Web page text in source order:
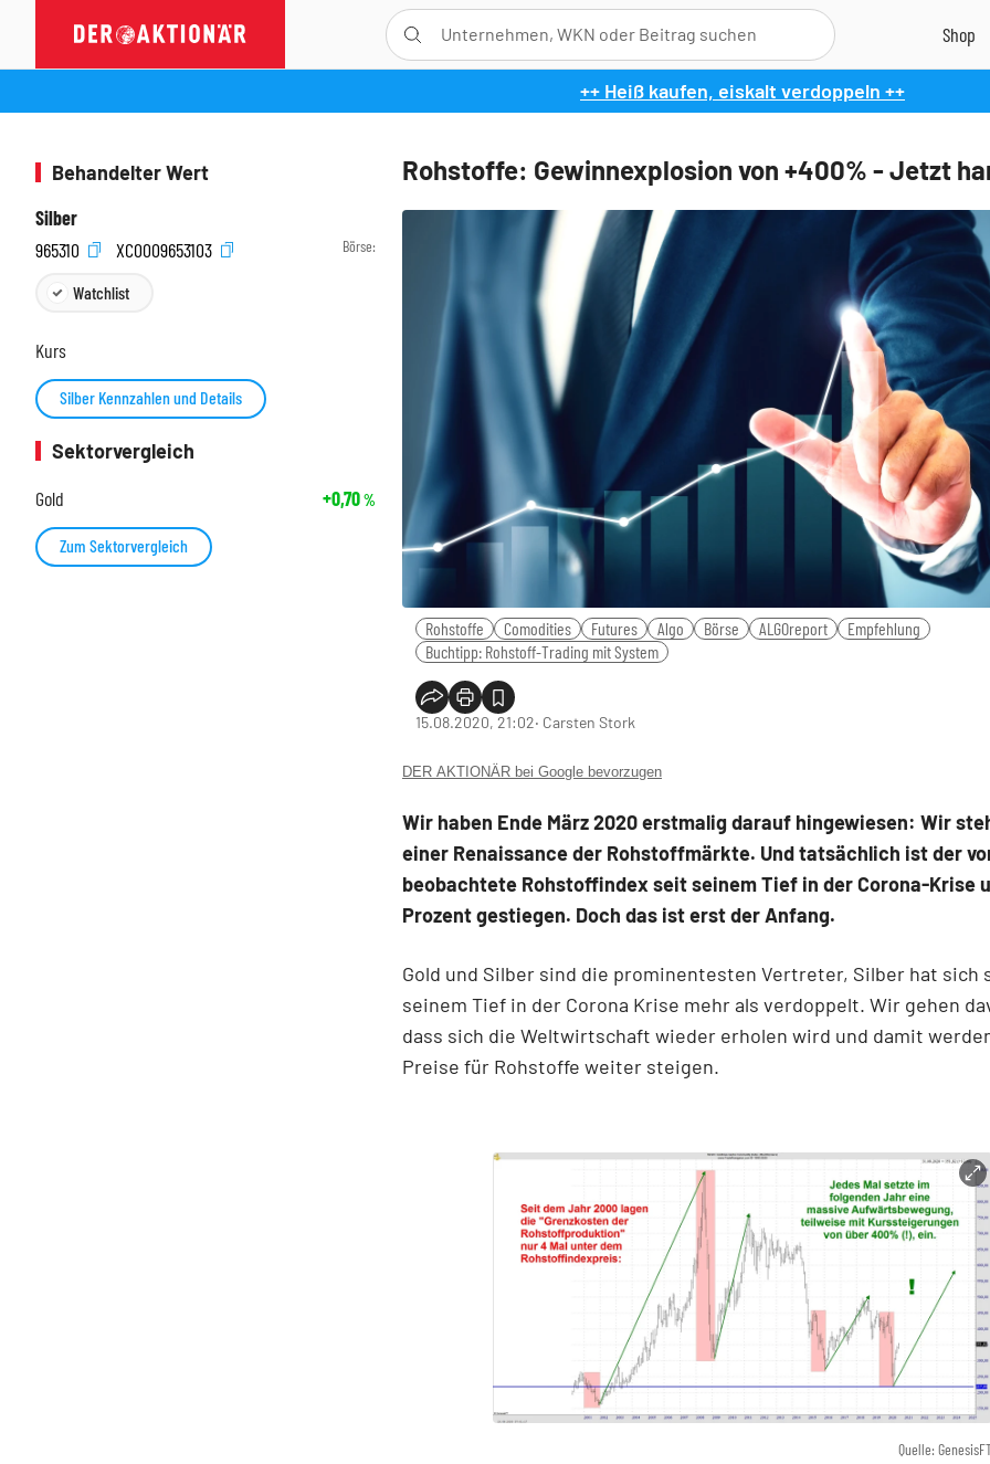
++ Heiß kaufen, eiskalt verdoppeln ++
Rohstoffe: Gewinnexplosion von +400% - Jetzt
Rohstoffe Comodities Futures Algo Börse ALGOreport
Empfehlung
Buchtipp: Rohstoff-Trading mit System
15.08.2020, 21:02‧ Carsten Stork
DER AKTIONÄR bei Google bevorzugen
Wir haben Ende März 2020 erstmalig darauf hingewiesen: Wir
einer Renaissance der Rohstoffmärkte. Und tatsächlich ist der
beobachtete Rohstoffindex seit seinem Tief in der Corona-Krise
Prozent gestiegen. Doch das ist erst der Anfang.
Gold und Silber sind die prominentesten Vertreter, Silber hat sich
seinem Tief in der Corona Krise mehr als verdoppelt. Wir gehen
dass sich die Weltwirtschaft wieder erholen wird und damit
Preise für Rohstoffe weiter steigen.
Quelle:
Behandelter Wert
Silber
965310
XC0009653103 Börse:
Watchlist
Kurs
Silber Kennzahlen und Details
Sektorvergleich
Gold
+0,70%
Zum Sektorvergleich